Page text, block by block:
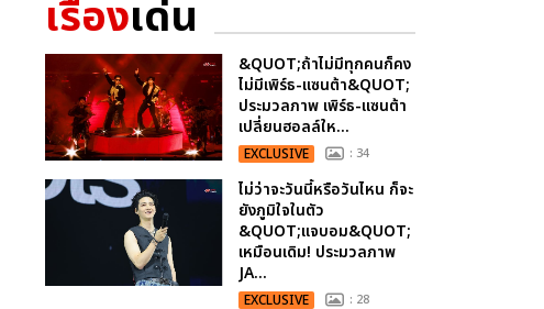
เรื่องเด่น
&QUOT;ถ้าไม่มีทุกคนก็คง
ไม่มีเพิร์ธ-แซนต้า&QUOT;
ประมวลภาพ เพิร์ธ-แซนต้า
เปลี่ยนฮอลล์ให...
EXCLUSIVE : 34
ไม่ว่าจะวันนี้หรือวันไหน ก็จะ
ยังภูมิใจในตัว
&QUOT;แจบอม&QUOT;
เหมือนเดิม! ประมวลภาพ
JA...
EXCLUSIVE : 28